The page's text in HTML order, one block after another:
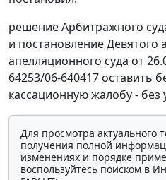
решение Арбитражного
и постановление Девятого
апелляционного суда от
64253/06-640417 оставить
кассационную жалобу - без
Для просмотра актуального
получения полной
изменениях и порядке
воспользуйтесь поиском в